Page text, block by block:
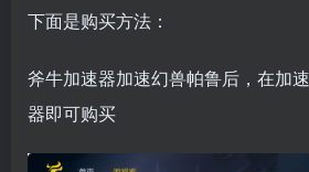
下面是购买方法：
斧牛加速器加速幻兽帕鲁后，在加
器即可购买